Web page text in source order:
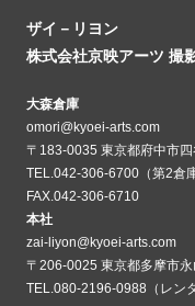
ザイ－リヨン
株式会社京映アーツ 撮
大森倉庫
omori@kyoei-arts.com
〒183-0035 東京都府中市
TEL.042-306-6700（第2倉
FAX.042-306-6710
本社
zai-liyon@kyoei-arts.com
〒206-0025 東京都多摩市
TEL.080-2196-0988（レン